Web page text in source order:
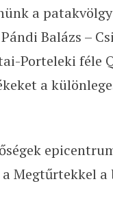
a
Balázs –
Porteleki féle
a
Megtűrtekkel